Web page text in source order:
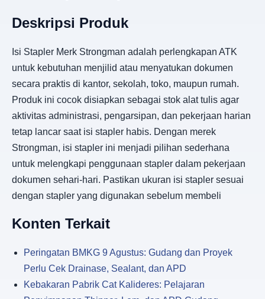
Deskripsi Produk
Isi Stapler Merk Strongman adalah perlengkapan ATK
untuk kebutuhan menjilid atau menyatukan dokumen
secara praktis di kantor, sekolah, toko, maupun rumah.
Produk ini cocok disiapkan sebagai stok alat tulis agar
aktivitas administrasi, pengarsipan, dan pekerjaan harian
tetap lancar saat isi stapler habis. Dengan merek
Strongman, isi stapler ini menjadi pilihan sederhana
untuk melengkapi penggunaan stapler dalam pekerjaan
dokumen sehari-hari. Pastikan ukuran isi stapler sesuai
dengan stapler yang digunakan sebelum membeli
Konten Terkait
Peringatan BMKG 9 Agustus: Gudang dan Proyek
Perlu Cek Drainase, Sealant, dan APD
Kebakaran Pabrik Cat Kalideres: Pelajaran